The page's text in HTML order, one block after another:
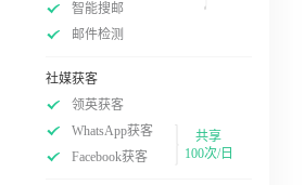
智能搜邮
邮件检测
社媒获客
领英获客
WhatsApp获客
Facebook获客
共享
100次/日